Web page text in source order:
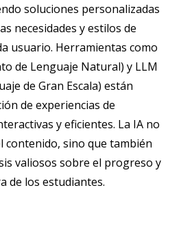
soluciones personalizadas
necesidades y estilos de
usuario. Herramientas como
de Lenguaje Natural) y LLM
de Gran Escala) están
de experiencias de
y eficientes. La IA no
contenido, sino que también
valiosos sobre el progreso y
de los estudiantes.